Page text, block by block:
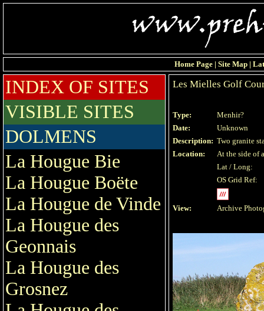
Home Page | Site Map |
INDEX OF SITES
VISIBLE SITES
DOLMENS
La Hougue Bie
La Hougue Boëte
La Hougue de Vinde
La Hougue des
Geonnais
La Hougue des
Grosnez
Les Mielles Golf
Type:
Menhir?
Date:
Unknown
Description: Two granite
Location:
At the side of
Lat / Long:
OS Grid Ref:
View: Archive